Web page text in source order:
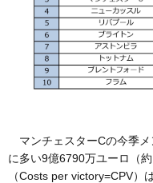
マンチェスターCの今季メ
に多い9億6790万ユーロ（
（Costs per victory=CPV